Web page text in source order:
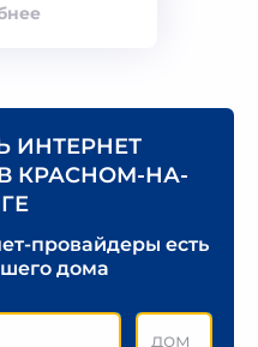
ИНТЕРНЕТ
КРАСНОМ-НА-
провайдеры есть
дома